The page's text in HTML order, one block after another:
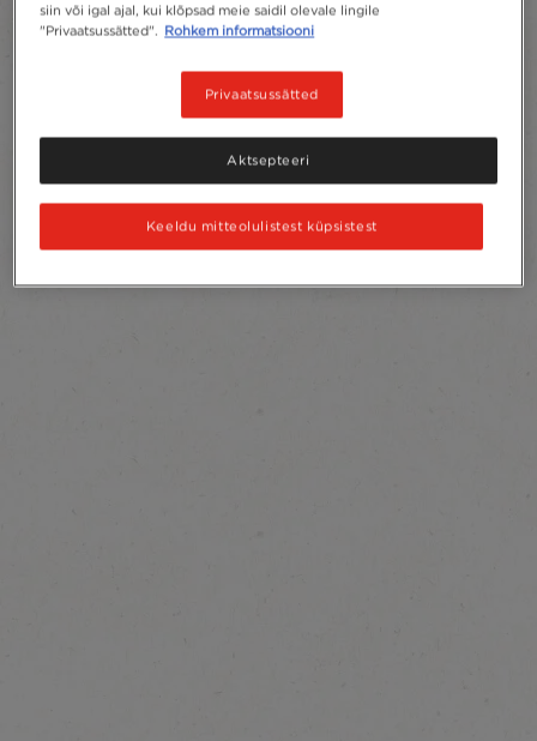
siin või igal ajal, kui klõpsad meie saidil olevale lingile
"Privaatsussätted". Rohkem informatsiooni
Privaatsussätted
Keeldu mitteolulistest küpsistest
Aktsepteeri